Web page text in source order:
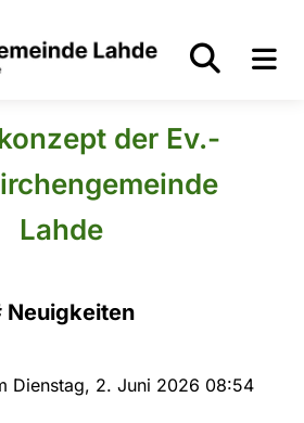
der Ev.-
Lahde
Neuigkeiten
Dienstag, 2. Juni 2026 08:54